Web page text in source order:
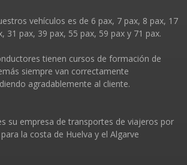
vehí­culos es de 6 pax, 7 pax, 8 pax, 17
31 pax, 39 pax, 55 pax, 59 pax y 71 pax.
tienen cursos de formación de
siempre van correctamente
agradablemente al cliente.
su empresa de transportes de viajeros por
la costa de Huelva y el Algarve